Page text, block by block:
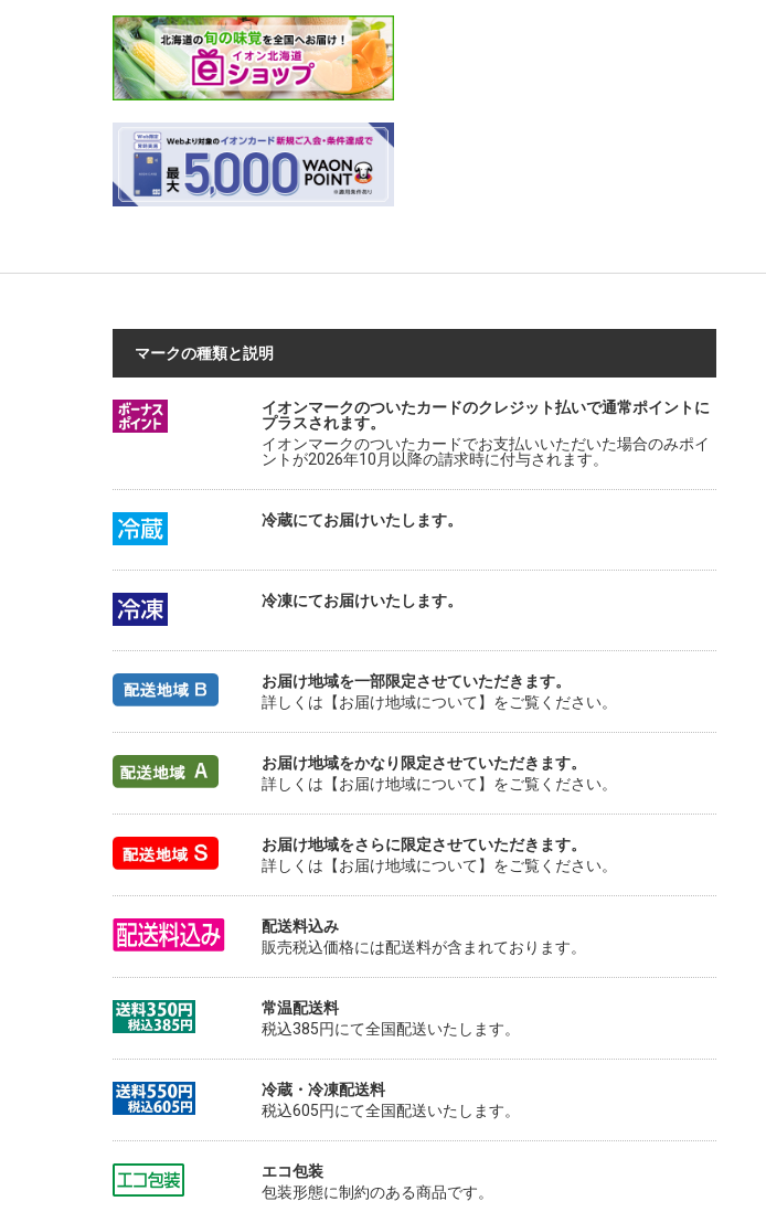
マークの種類と説明
イオンマークのついたカードのクレジット払いで通常ポイントに
プラスされます。
イオンマークのついたカードでお支払いいただいた場合のみポイ
ントが2026年10月以降の請求時に付与されます。
冷蔵にてお届けいたします。
冷凍にてお届けいたします。
お届け地域を一部限定させていただきます。
詳しくは【お届け地域について】をご覧ください。
お届け地域をかなり限定させていただきます。
詳しくは【お届け地域について】をご覧ください。
お届け地域をさらに限定させていただきます。
詳しくは【お届け地域について】をご覧ください。
配送料込み
販売税込価格には配送料が含まれております。
常温配送料
税込385円にて全国配送いたします。
冷蔵・冷凍配送料
税込605円にて全国配送いたします。
エコ包装
包装形態に制約のある商品です。